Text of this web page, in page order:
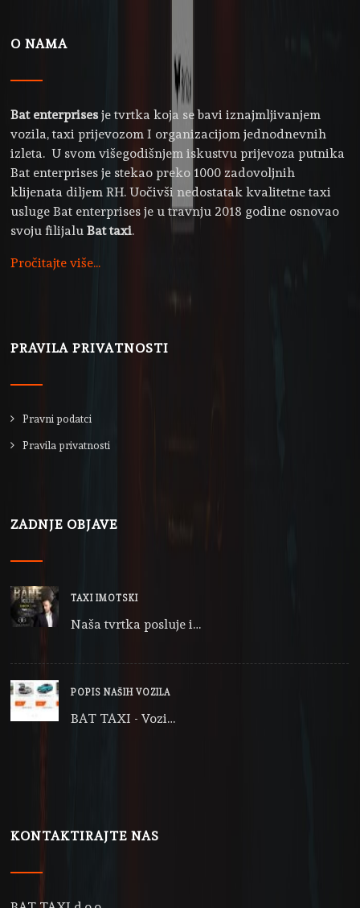
O NAMA
Bat enterprises je tvrtka koja se bavi iznajmljivanjem
vozila, taxi prijevozom I organizacijom jednodnevnih
izleta. U svom višegodišnjem iskustvu prijevoza putnika
Bat enterprises je stekao preko 1000 zadovoljnih
klijenata diljem RH. Uočivši nedostatak kvalitetne taxi
usluge Bat enterprises je u travnju 2018 godine osnovao
svoju filijaluBat taxi.
Pročitajte više...
PRAVILA PRIVATNOSTI
Pravni podatci
Pravila privatnosti
ZADNJE OBJAVE
TAXI IMOTSKI
Naša tvrtka posluje i…
POPIS NAŠIH VOZILA
BAT TAXI - Vozi…
KONTAKTIRAJTE NAS